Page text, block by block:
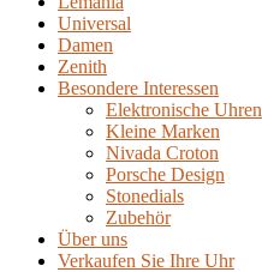
Universal
Damen
Zenith
Besondere Interessen
Elektronische Uhren
Kleine Marken
Nivada Croton
Porsche Design
Stonedials
Zubehör
Über uns
Verkaufen Sie Ihre Uhr